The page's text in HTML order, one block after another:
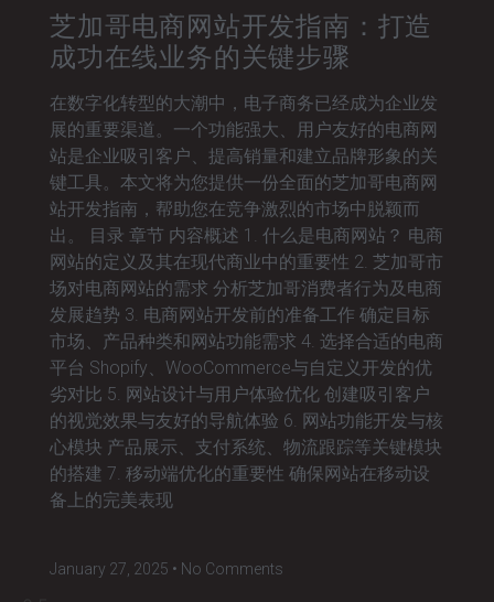
芝加哥电商网站开发指南：打造
成功在线业务的关键步骤
在数字化转型的大潮中，电子商务已经成为企业发
展的重要渠道。一个功能强大、用户友好的电商网
站是企业吸引客户、提高销量和建立品牌形象的关
键工具。本文将为您提供一份全面的芝加哥电商网
站开发指南，帮助您在竞争激烈的市场中脱颖而
出。 目录 章节 内容概述 1. 什么是电商网站？ 电商
网站的定义及其在现代商业中的重要性 2. 芝加哥市
场对电商网站的需求 分析芝加哥消费者行为及电商
发展趋势 3. 电商网站开发前的准备工作 确定目标
市场、产品种类和网站功能需求 4. 选择合适的电商
平台 Shopify、WooCommerce与自定义开发的优
劣对比 5. 网站设计与用户体验优化 创建吸引客户
的视觉效果与友好的导航体验 6. 网站功能开发与核
心模块 产品展示、支付系统、物流跟踪等关键模块
的搭建 7. 移动端优化的重要性 确保网站在移动设
备上的完美表现
January 27, 2025 No Comments